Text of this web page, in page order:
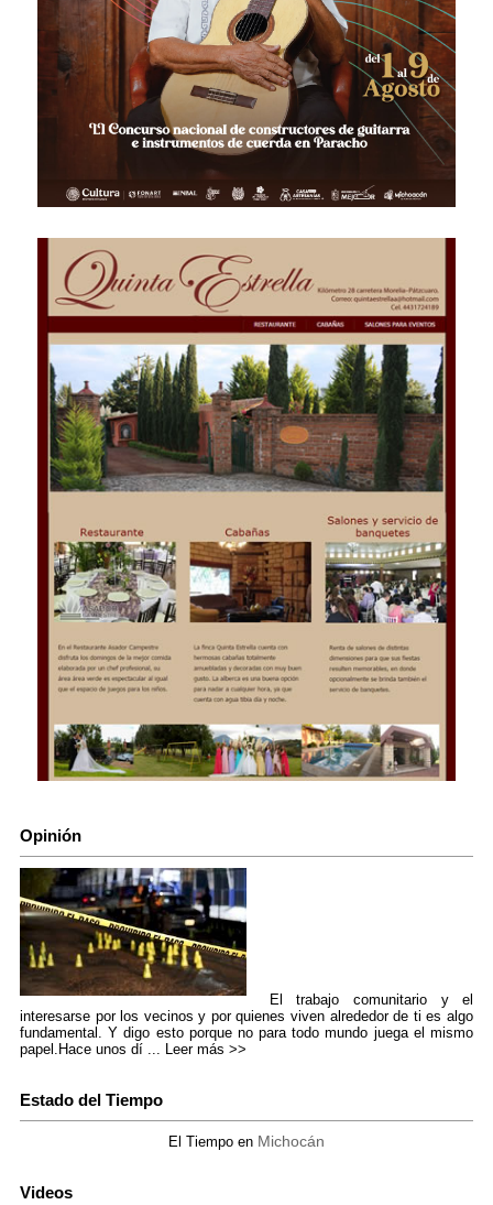
Opinión
El trabajo comunitario y el
interesarse por los vecinos y por quienes viven alrededor de ti es algo
fundamental. Y digo esto porque no para todo mundo juega el mismo
papel.Hace unos dí ... Leer más >>
Estado del Tiempo
El Tiempo en Michocán
Videos